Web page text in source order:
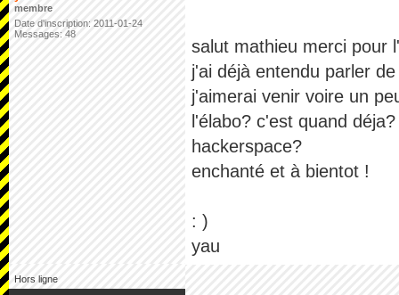
membre
Date d'inscription: 2011-01-24
Messages: 48
salut mathieu merci pour
j'ai déjà entendu parler
j'aimerai venir voire un
l'élabo? c'est quand
hackerspace?
enchanté et à bientot !
: )
yau
Hors ligne